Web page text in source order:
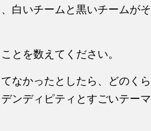
白いチームと黒いチームが
とを数えてください。
なかったとしたら、どのく
ンディピティとすごいテー